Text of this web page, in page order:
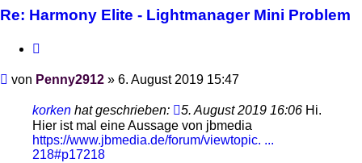
Re: Harmony Elite - Lightmanager Mini Problem
Beitrag
von Penny2912 » 6. August 2019 15:47
korken hat geschrieben: 5. August 2019 16:06 Hi.
Hier ist mal eine Aussage von jbmedia
https://www.jbmedia.de/forum/viewtopic. ...
218#p17218